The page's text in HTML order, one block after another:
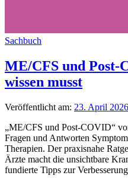
Sachbuch
ME/CFS und Post-
wissen musst
Veröffentlicht am: 23. April 2026
„ME/CFS und Post-COVID“
Fragen und Antworten
Therapien. Der praxisnahe
Ärzte macht die unsichtbare
fundierte Tipps zur